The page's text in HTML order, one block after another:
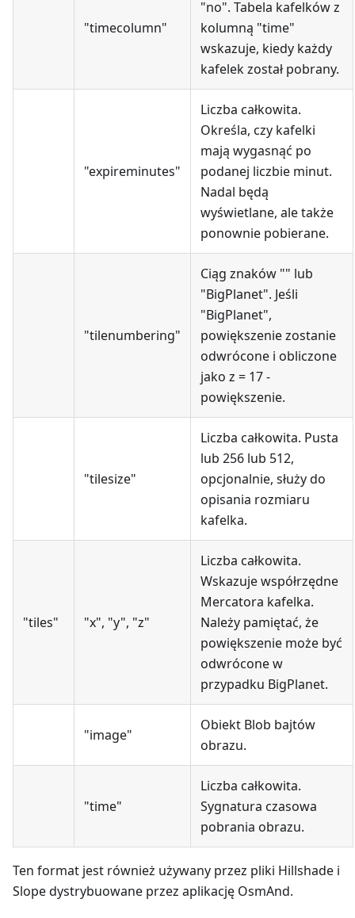
"timecolumn"
"no". Tabela kafelków z
kolumną "time"
wskazuje, kiedy każdy
kafelek został pobrany.
"expireminutes"
Liczba całkowita.
Określa, czy kafelki
mają wygasnąć po
podanej liczbie minut.
Nadal będą
wyświetlane, ale także
ponownie pobierane.
"tilenumbering"
Ciąg znaków "" lub
"BigPlanet". Jeśli
"BigPlanet",
powiększenie zostanie
odwrócone i obliczone
jako z = 17 -
powiększenie.
"tilesize"
Liczba całkowita. Pusta
lub 256 lub 512,
opcjonalnie, służy do
opisania rozmiaru
kafelka.
"tiles" "x", "y", "z"
Liczba całkowita.
Wskazuje współrzędne
Mercatora kafelka.
Należy pamiętać, że
powiększenie może być
odwrócone w
przypadku BigPlanet.
"image"
Obiekt Blob bajtów
obrazu.
"time"
Liczba całkowita.
Sygnatura czasowa
pobrania obrazu.
Ten format jest również używany przez pliki Hillshade i
Slope dystrybuowane przez aplikację OsmAnd.